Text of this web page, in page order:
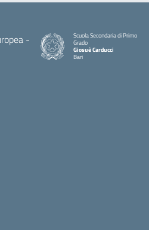
Scuola Secondaria di Primo
Grado
Giosuè Carducci
Bari